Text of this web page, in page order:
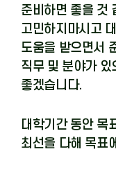
준비하면 좋을 것
고민하지마시고
도움을 받으면서
직무 및 분야가
좋겠습니다.
대학기간 동안 목
최선을 다해 목표